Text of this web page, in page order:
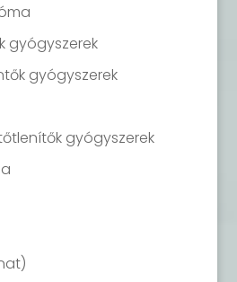
gyógyszerek
gyógyszerek
gyógyszerek